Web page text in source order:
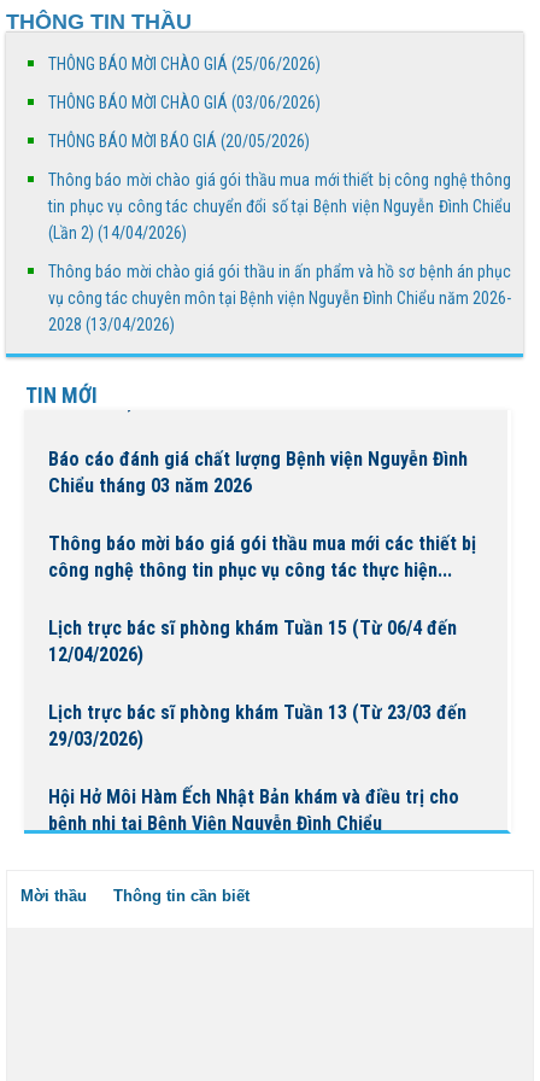
THÔNG TIN THẦU
THÔNG BÁO MỜI CHÀO GIÁ (25/06/2026)
THÔNG BÁO MỜI CHÀO GIÁ (03/06/2026)
THÔNG BÁO MỜI BÁO GIÁ (20/05/2026)
Thông báo mời chào giá gói thầu mua mới thiết bị công nghệ thông
tin phục vụ công tác chuyển đổi số tại Bệnh viện Nguyễn Đình Chiểu
(Lần 2) (14/04/2026)
Thông báo mời chào giá gói thầu in ấn phẩm và hồ sơ bệnh án phục
vụ công tác chuyên môn tại Bệnh viện Nguyễn Đình Chiểu năm 2026-
2028 (13/04/2026)
TIN MỚI
công nghệ thông tin phục vụ công tác chuyển đổi
số...
Thông báo mời chào giá gói thầu in ấn phẩm và hồ sơ
bệnh án phục vụ công tác chuyên môn tại Bệnh...
BỆNH VIỆN NGUYỄN ĐÌNH CHIỂU TỔ CHỨC KHÁM
BỆNH VỀ NGUỒN NHÂN DỊP TẾT CHÔL CHNĂM
THMÂY NĂM 2026
Ngày Người khuyết tật Việt Nam 18/4/2026: Thúc đẩy
quyền tham gia – Kiến tạo đột phá phát triển
19/4/2026)
Báo cáo đánh giá chất lượng Bệnh viện Nguyễn Đình
Chiểu tháng 03 năm 2026
Thông báo mời báo giá gói thầu mua mới các thiết bị
công nghệ thông tin phục vụ công tác thực hiện...
Lịch trực bác sĩ phòng khám Tuần 15 (Từ 06/4 đến
12/04/2026)
Lịch trực bác sĩ phòng khám Tuần 13 (Từ 23/03 đến
29/03/2026)
Hội Hở Môi Hàm Ếch Nhật Bản khám và điều trị cho
bệnh nhi tại Bệnh Viện Nguyễn Đình Chiểu
05/04/2026)
Mời thầu Thông tin cần biết